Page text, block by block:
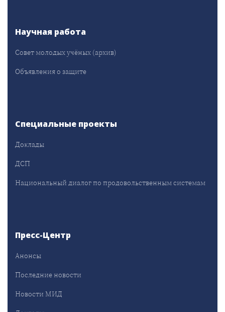
Научная работа
Совет молодых учёных (архив)
Объявления о защите
Специальные проекты
Доклады
ДСП
Национальный диалог по продовольственным системам
Пресс-Центр
Анонсы
Последние новости
Новости МИД